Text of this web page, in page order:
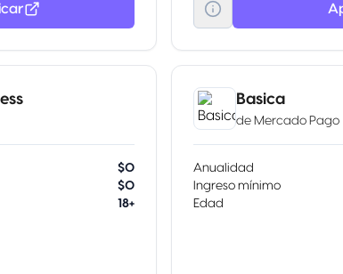
y muchos más.
por
y hasta plataforma de
$0
$0
18+
Basica
de Mercado Pago
Anualidad
Ingreso mínimo
Edad